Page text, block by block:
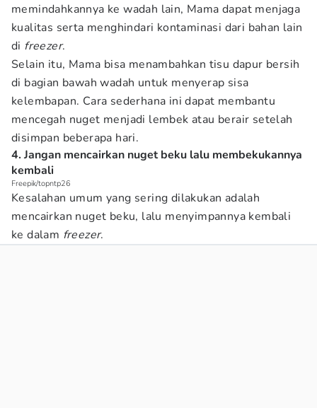
memindahkannya ke wadah lain, Mama dapat menjaga
kualitas serta menghindari kontaminasi dari bahan lain
di freezer.
Selain itu, Mama bisa menambahkan tisu dapur bersih
di bagian bawah wadah untuk menyerap sisa
kelembapan. Cara sederhana ini dapat membantu
mencegah nuget menjadi lembek atau berair setelah
disimpan beberapa hari.
4. Jangan mencairkan nuget beku lalu membekukannya
kembali
Freepik/topntp26
Kesalahan umum yang sering dilakukan adalah
mencairkan nuget beku, lalu menyimpannya kembali
ke dalam freezer.